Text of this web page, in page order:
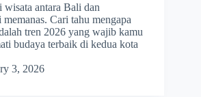
wisata antara Bali dan
Cari tahu mengapa
tren 2026 yang wajib kamu
budaya terbaik di kedua kota
3, 2026